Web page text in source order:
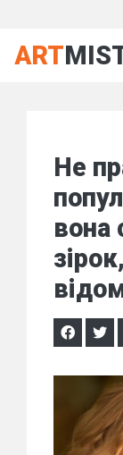
ART
Не
вона